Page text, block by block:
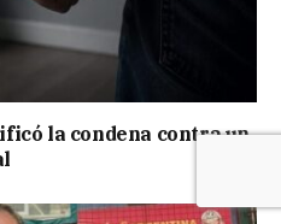
la condena contra un